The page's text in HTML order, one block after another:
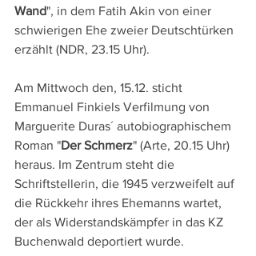
Wand", in dem Fatih Akin von einer
schwierigen Ehe zweier Deutschtürken
erzählt (NDR, 23.15 Uhr).
Am Mittwoch den, 15.12. sticht
Emmanuel Finkiels Verfilmung von
Marguerite Duras´ autobiographischem
Roman "Der Schmerz" (Arte, 20.15 Uhr)
heraus. Im Zentrum steht die
Schriftstellerin, die 1945 verzweifelt auf
die Rückkehr ihres Ehemanns wartet,
der als Widerstandskämpfer in das KZ
Buchenwald deportiert wurde.